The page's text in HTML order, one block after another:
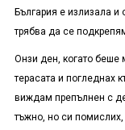
България е излизала и
трябва да се
Онзи ден, когато беше
терасата и погледнах
виждам препълнен с
тъжно, но си